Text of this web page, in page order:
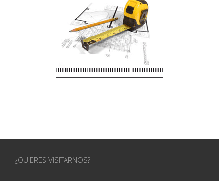
¿QUIERES VISITARNOS?